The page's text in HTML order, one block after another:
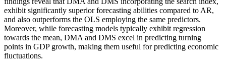
exhibit significantly superior forecasting abilities compared to AR,
and also outperforms the OLS employing the same predictors.
Moreover, while forecasting models typically exhibit regression
towards the mean, DMA and DMS excel in predicting turning
points in GDP growth, making them useful for predicting economic
fluctuations.